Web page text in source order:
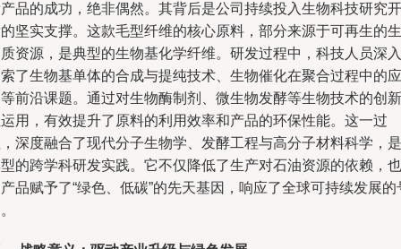
品的成功，绝非偶然。其背后是公司持续投入生物科技研究开
坚实支撑。这款毛型纤维的核心原料，部分来源于可再生的生
资源，是典型的生物基化学纤维。研发过程中，科技人员深入
了生物基单体的合成与提纯技术、生物催化在聚合过程中的应
前沿课题。通过对生物酶制剂、微生物发酵等生物技术的创新
用，有效提升了原料的利用效率和产品的环保性能。这一过
深度融合了现代分子生物学、发酵工程与高分子材料科学，是
的跨学科研发实践。它不仅降低了生产对石油资源的依赖，也
品赋予了“绿色、低碳”的先天基因，响应了全球可持续发展的